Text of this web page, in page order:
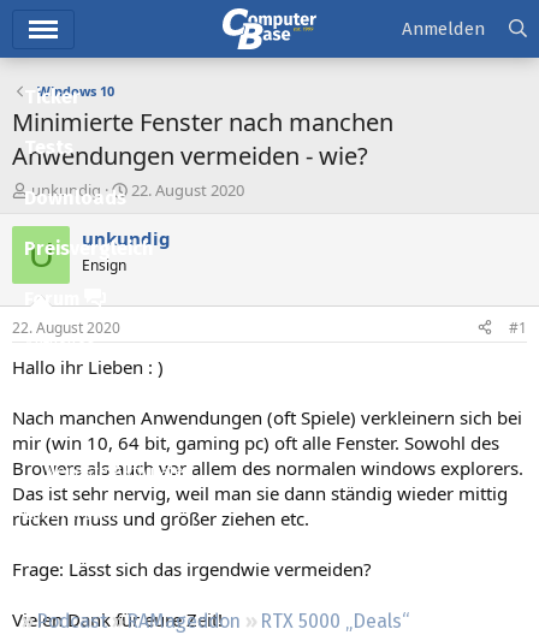
Ticker
Tests
Downloads
Preisvergleich
Forum
Aktuelles
Neue Beiträge
Neueste Aktivitäten
Leserartikel
Podcast RAMageddon
RTX 5000 „Deals“
Anmelden
Windows 10
Minimierte Fenster nach manchen
Anwendungen vermeiden - wie?
E
r
s
t
e
r
unkundig
E
s
t
a
22. August 2020
U unkundig
Ensign
22. August 2020 #1
Hallo ihr Lieben : )
Nach manchen Anwendungen (oft Spiele) verkleinern sich bei
mir (win 10, 64 bit, gaming pc) oft alle Fenster. Sowohl des
Browers als auch vor allem des normalen windows explorers.
Das ist sehr nervig, weil man sie dann ständig wieder mittig
rücken muss und größer ziehen etc.
Frage: Lässt sich das irgendwie vermeiden?
Vielen Dank für eure Zeit!